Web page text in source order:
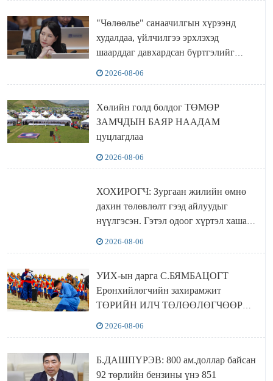
"Чөлөөлье" санаачилгын хүрээнд
худалдаа, үйлчилгээ эрхлэхэд
шаарддаг давхардсан бүртгэлийг
2026-08-06
Хөлийн голд болдог ТӨМӨР
ЗАМЧДЫН БАЯР НААДАМ
цуцлагдлаа
2026-08-06
ХОХИРОГЧ: Зургаан жилийн өмнө
дахин төлөвлөлт гээд айлуудыг
нүүлгэсэн. Гэтэл одоог хүртэл хашаа
2026-08-06
УИХ-ын дарга С.БЯМБАЦОГТ
Ерөнхийлөгчийн захирамжит
ТӨРИЙН ИЛЧ ТӨЛӨӨЛӨГЧӨӨР
2026-08-06
Б.ДАШПҮРЭВ: 800 ам.доллар байсан
92 төрлийн бензины үнэ 851